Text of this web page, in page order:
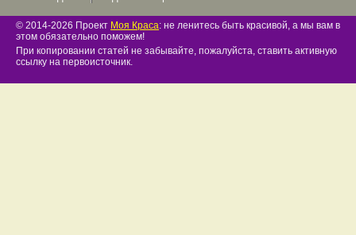
© 2014-2026 Проект Моя Краса: не ленитесь быть красивой, а мы вам в
этом обязательно поможем!
При копировании статей не забывайте, пожалуйста, ставить активную
ссылку на первоисточник.